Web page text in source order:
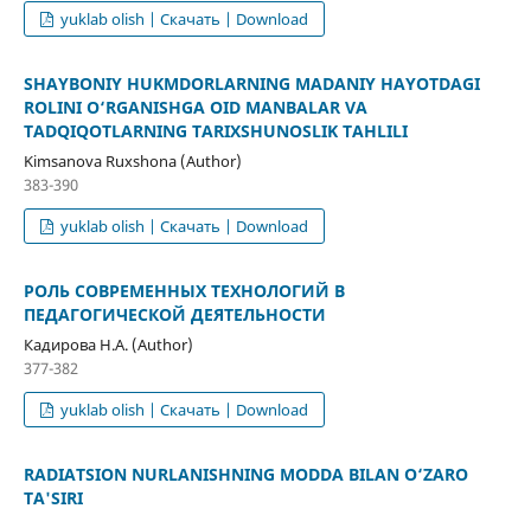
yuklab olish | Скачать | Download
SHAYBONIY HUKMDORLARNING MADANIY HAYOTDAGI
ROLINI O‘RGANISHGA OID MANBALAR VA
TADQIQOTLARNING TARIXSHUNOSLIK TAHLILI
Kimsanova Ruxshona (Author)
383-390
yuklab olish | Скачать | Download
РОЛЬ СОВРЕМЕННЫХ ТЕХНОЛОГИЙ В
ПЕДАГОГИЧЕСКОЙ ДЕЯТЕЛЬНОСТИ
Кадирова Н.А. (Author)
377-382
yuklab olish | Скачать | Download
RADIATSION NURLANISHNING MODDA BILAN O‘ZARO
TA'SIRI